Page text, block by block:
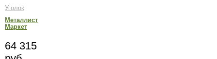
Уголок
Металлист
Маркет
64 315